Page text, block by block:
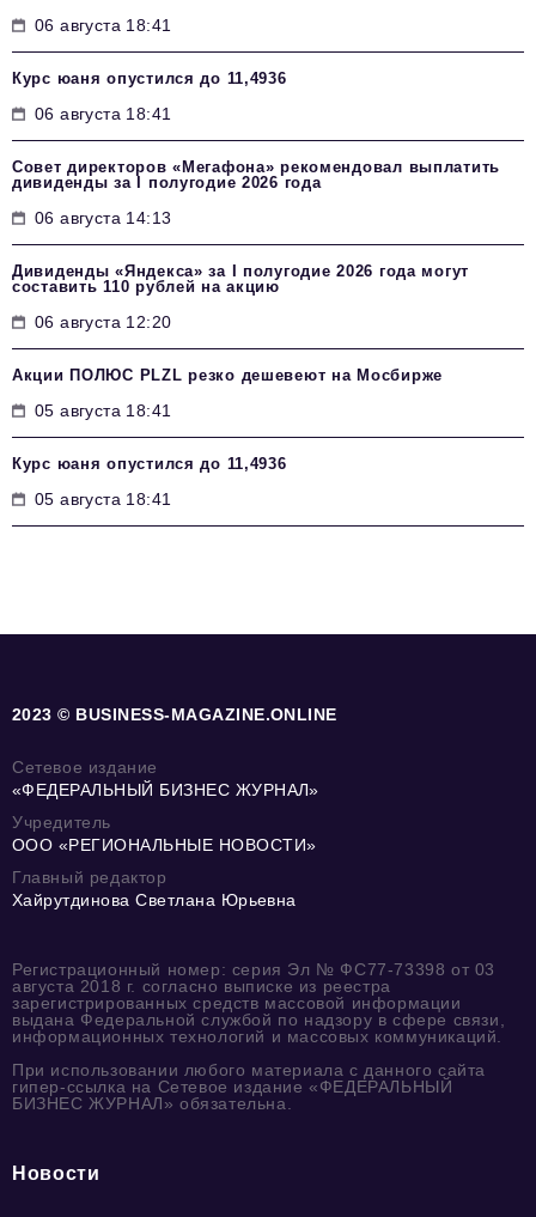
06 августа 18:41
Курс юаня опустился до 11,4936
06 августа 18:41
Совет директоров «Мегафона» рекомендовал выплатить
дивиденды за I полугодие 2026 года
06 августа 14:13
Дивиденды «Яндекса» за I полугодие 2026 года могут
составить 110 рублей на акцию
06 августа 12:20
Акции ПОЛЮС PLZL резко дешевеют на Мосбирже
05 августа 18:41
Курс юаня опустился до 11,4936
05 августа 18:41
2023 © BUSINESS-MAGAZINE.ONLINE
Сетевое издание
«ФЕДЕРАЛЬНЫЙ БИЗНЕС ЖУРНАЛ»
Учредитель
ООО «РЕГИОНАЛЬНЫЕ НОВОСТИ»
Главный редактор
Хайрутдинова Светлана Юрьевна
Регистрационный номер: серия Эл № ФС77-73398 от 03
августа 2018 г. согласно выписке из реестра
зарегистрированных средств массовой информации
выдана Федеральной службой по надзору в сфере связи,
информационных технологий и массовых коммуникаций.
При использовании любого материала с данного сайта
гипер-ссылка на Сетевое издание «ФЕДЕРАЛЬНЫЙ
БИЗНЕС ЖУРНАЛ» обязательна.
Новости